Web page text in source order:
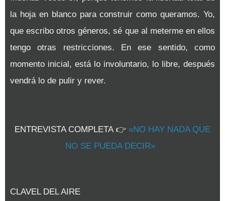
la hoja en blanco para construir como queramos. Yo,
que escribo otros géneros, sé que al meterme en ellos
tengo otras restricciones. En ese sentido, como
momento inicial, está lo involuntario, lo libre, después
vendrá lo de pulir y rever.
ENTREVISTA COMPLETA 👉 «NO HAY NADA QUE
NO SE PUEDA DECIR»
CLAVEL DEL AIRE